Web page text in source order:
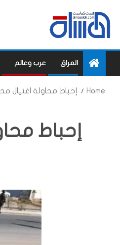
العراق عرب وعالم
Home إحباط محاولة
إحباط